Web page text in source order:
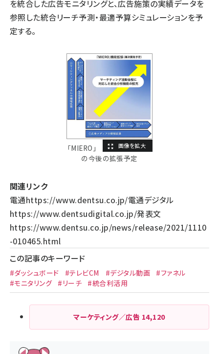
を統合した広告モニタリングと、広告施策の実績データを
参照した統合リーチ予測・最適予算シミュレーションを予
定する。
「MIERO」
の今後の拡張予定
関連リンク
電通https://www.dentsu.co.jp/電通デジタル
https://www.dentsudigital.co.jp/発表文
https://www.dentsu.co.jp/news/release/2021/1110
-010465.html
この記事のキーワード
#ダッシュボード #テレビCM #デジタル動画
#ファネル
#モニタリング
#リーチ #統合利活用
マーケティング／広告 14,120